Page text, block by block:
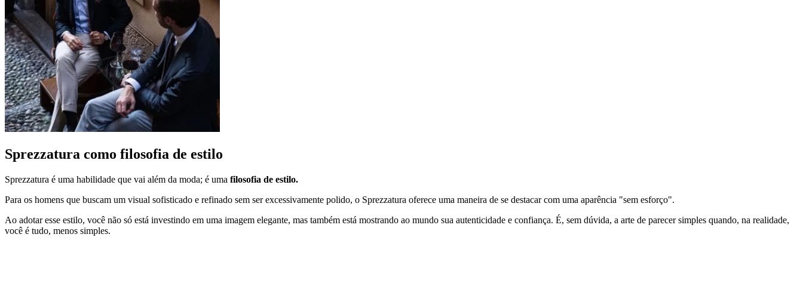
Sprezzatura como filosofia de estilo
Sprezzatura é uma habilidade que vai além da moda; é uma filosofia de estilo.
Para os homens que buscam um visual sofisticado e refinado sem ser excessivamente polido, o Sprezzatura oferece uma maneira de se destacar com uma aparência "sem esforço".
Ao adotar esse estilo, você não só está investindo em uma imagem elegante, mas também está mostrando ao mundo sua autenticidade e confiança. É, sem dúvida, a arte de parecer simples quando, na realidade,
você é tudo, menos simples.